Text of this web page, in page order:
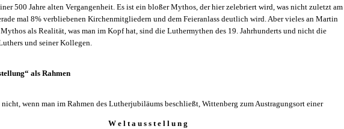
500 Jahre alten Vergangenheit. Es ist ein bloßer Mythos, der hier zelebriert wird, was nicht zuletzt am
mal 8% verbliebenen Kirchenmitgliedern und dem Feieranlass deutlich wird. Aber vieles an Martin
als Realität, was man im Kopf hat, sind die Luthermythen des 19. Jahrhunderts und nicht die
und seiner Kollegen.
als Rahmen
wenn man im Rahmen des Lutherjubiläums beschließt, Wittenberg zum Austragungsort einer
W e l t a u s s t e l l u n g